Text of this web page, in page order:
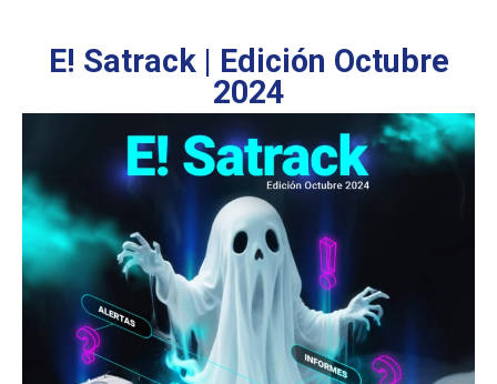
E! Satrack | Edición Octubre
2024